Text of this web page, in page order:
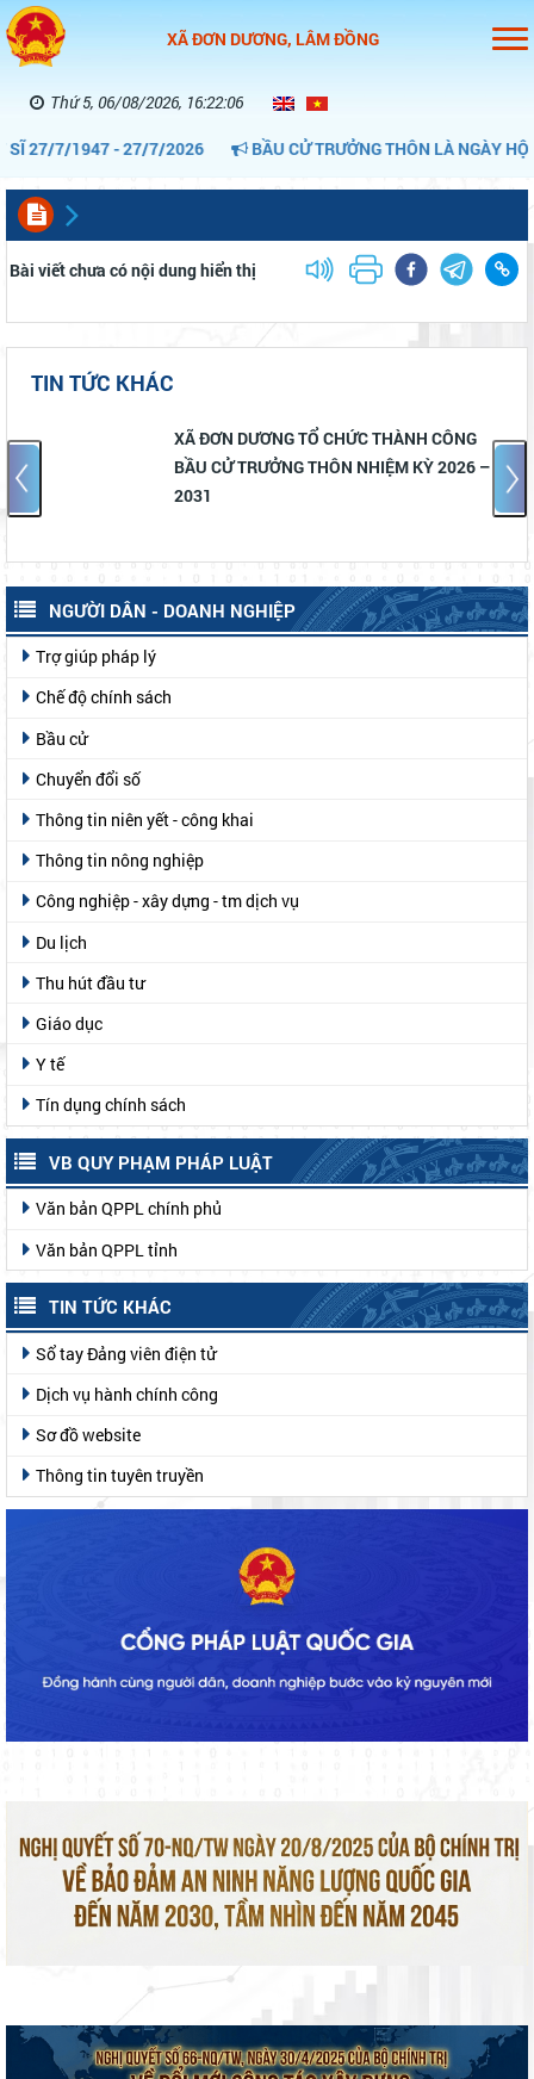
XÃ ĐƠN DƯƠNG, LÂM ĐỒNG
Thứ 5, 06/08/2026, 16:22:07
27/7/1947 - 27/7/2026 BẦU CỬ TRƯỞNG THÔN LÀ NGÀY HỘI
Bài viết chưa có nội dung hiển thị
TIN TỨC KHÁC
2026 –
Thông báo tuyển dụng lao động
cho Công ty TNHH APOLLO
NGƯỜI DÂN - DOANH NGHIỆP
Trợ giúp pháp lý
Chế độ chính sách
Bầu cử
Chuyển đổi số
Thông tin niên yết - công khai
Thông tin nông nghiệp
Công nghiệp - xây dựng - tm dịch vụ
Du lịch
Thu hút đầu tư
Giáo dục
Y tế
Tín dụng chính sách
VB QUY PHẠM PHÁP LUẬT
Văn bản QPPL chính phủ
Văn bản QPPL tỉnh
TIN TỨC KHÁC
Sổ tay Đảng viên điện tử
Dịch vụ hành chính công
Sơ đồ website
Thông tin tuyên truyền